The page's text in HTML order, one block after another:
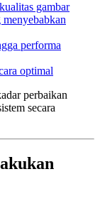
gambar
performa
optimal
perbaikan
secara